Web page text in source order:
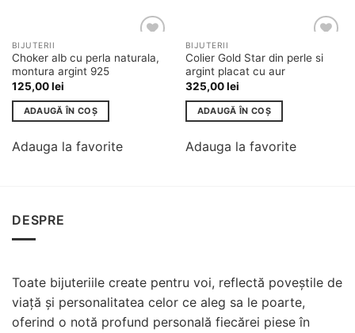
Adauga
la
BIJUTERII
Choker alb cu perla naturala,
montura argint 925
125,00lei
ADAUGĂ ÎN COȘ
Adauga la favorite
Adauga
la
BIJUTERII
Colier Gold Star din perle si
argint placat cu aur
325,00lei
ADAUGĂ ÎN COȘ
Adauga la favorite
DESPRE
Toate bijuteriile create pentru voi, reflectă poveștile de
viață și personalitatea celor ce aleg sa le poarte,
oferind o notă profund personală fiecărei piese în